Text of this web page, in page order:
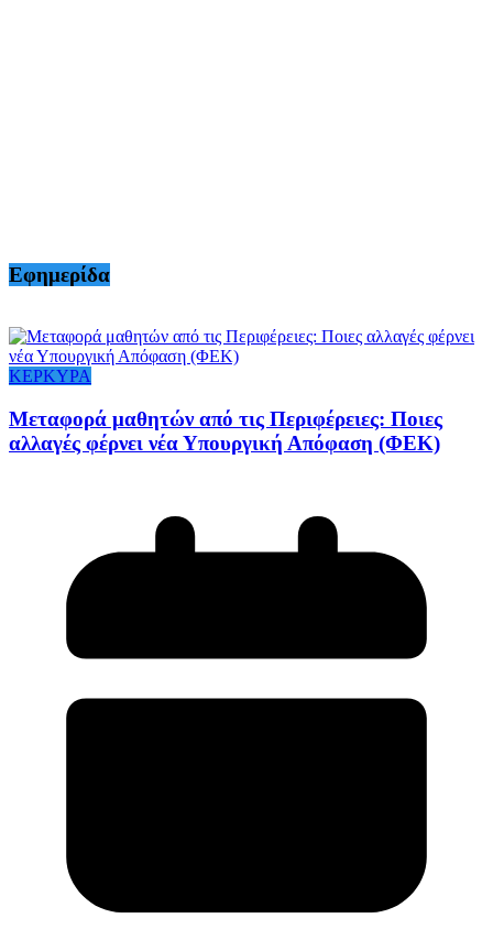
Εφημερίδα
ΚΕΡΚΥΡΑ
Mεταφορά μαθητών από τις Περιφέρειες: Ποιες
αλλαγές φέρνει νέα Υπουργική Απόφαση (ΦΕΚ)